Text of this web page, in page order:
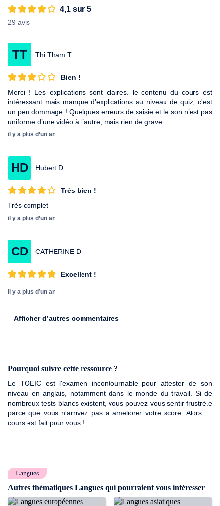
score rêvé au TOEIC.4,1 sur 5
29 avis
TT Thi Tham T.
Bien !
Merci ! Les explications sont claires, le contenu du cours est
intéressant mais manque d'explications au niveau de quiz, c'est
un peu dommage ! Quelques erreurs de saisie et le son n’est pas
uniforme d’une vidéo à l’autre, mais rien de grave !
il y a plus d’un an
HD Hubert D.
Très bien !
Très complet
il y a plus d’un an
CD CATHERINE D.
Excellent !
il y a plus d’un an
Afficher d’autres commentaires
Pourquoi suivre cette ressource ?
Le TOEIC est l'examen incontournable pour attester de son
niveau en anglais, notamment dans le monde du travail. Si de
nombreux tests blancs existent, vous pouvez vous sentir frustré.e
parce que vous n'arrivez pas à améliorer votre score. Alors ce
cours est fait pour vous !
Langues
Autres thématiques Langues qui pourraient vous intéresser